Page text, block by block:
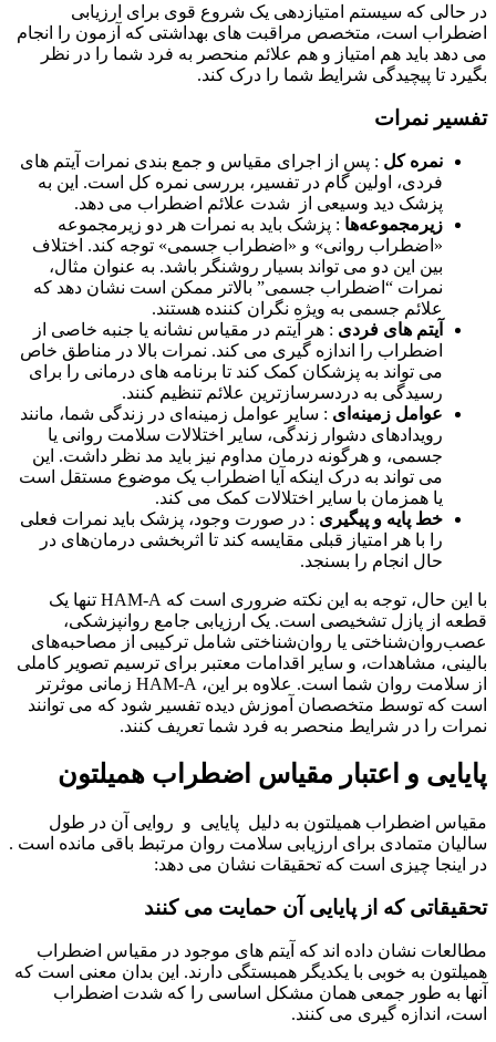
در حالی که سیستم امتیازدهی یک شروع قوی برای ارزیابی
اضطراب است، متخصص مراقبت های بهداشتی که آزمون را انجام
می دهد باید هم امتیاز و هم علائم منحصر به فرد شما را در نظر
بگیرد تا پیچیدگی شرایط شما را درک کند.
تفسیر نمرات
نمره کل : پس از اجرای مقیاس و جمع بندی نمرات آیتم های
فردی، اولین گام در تفسیر، بررسی نمره کل است. این به
پزشک دید وسیعی از شدت علائم اضطراب می دهد.
زیرمجموعه‌ها : پزشک باید به نمرات هر دو زیرمجموعه
«اضطراب روانی» و «اضطراب جسمی» توجه کند. اختلاف
بین این دو می تواند بسیار روشنگر باشد. به عنوان مثال،
نمرات “اضطراب جسمی” بالاتر ممکن است نشان دهد که
علائم جسمی به ویژه نگران کننده هستند.
آیتم های فردی : هر آیتم در مقیاس نشانه یا جنبه خاصی از
اضطراب را اندازه گیری می کند. نمرات بالا در مناطق خاص
می تواند به پزشکان کمک کند تا برنامه های درمانی را برای
رسیدگی به دردسرسازترین علائم تنظیم کنند.
عوامل زمینه‌ای : سایر عوامل زمینه‌ای در زندگی شما، مانند
رویدادهای دشوار زندگی، سایر اختلالات سلامت روانی یا
جسمی، و هرگونه درمان مداوم نیز باید مد نظر داشت. این
می تواند به درک اینکه آیا اضطراب یک موضوع مستقل است
یا همزمان با سایر اختلالات کمک می کند.
خط پایه و پیگیری : در صورت وجود، پزشک باید نمرات فعلی
را با هر امتیاز قبلی مقایسه کند تا اثربخشی درمان‌های در
حال انجام را بسنجد.
با این حال، توجه به این نکته ضروری است که HAM-A تنها یک
قطعه از پازل تشخیصی است. یک ارزیابی جامع روانپزشکی،
عصب‌روان‌شناختی یا روان‌شناختی شامل ترکیبی از مصاحبه‌های
بالینی، مشاهدات، و سایر اقدامات معتبر برای ترسیم تصویر کاملی
از سلامت روان شما است. علاوه بر این، HAM-A زمانی موثرتر
است که توسط متخصصان آموزش دیده تفسیر شود که می توانند
نمرات را در شرایط منحصر به فرد شما تعریف کنند.
پایایی و اعتبار مقیاس اضطراب همیلتون
مقیاس اضطراب همیلتون به دلیل پایایی و روایی آن در طول
سالیان متمادی برای ارزیابی سلامت روان مرتبط باقی مانده است .
در اینجا چیزی است که تحقیقات نشان می دهد:
تحقیقاتی که از پایایی آن حمایت می کنند
مطالعات نشان داده اند که آیتم های موجود در مقیاس اضطراب
همیلتون به خوبی با یکدیگر همبستگی دارند. این بدان معنی است که
آنها به طور جمعی همان مشکل اساسی را که شدت اضطراب
است، اندازه گیری می کنند.